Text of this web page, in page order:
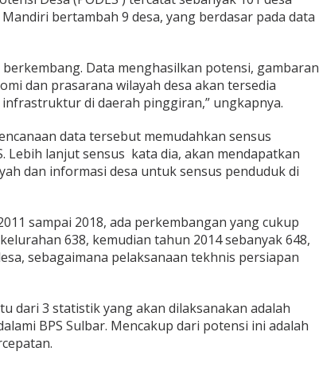
bertambah 9 desa, yang berdasar pada data
berkembang. Data menghasilkan potensi, gambaran
dan prasarana wilayah desa akan tersedia
di daerah pinggiran,” ungkapnya.
data tersebut memudahkan sensus
Lebih lanjut sensus kata dia, akan mendapatkan
dan informasi desa untuk sensus penduduk di
sampai 2018, ada perkembangan yang cukup
638, kemudian tahun 2014 sebanyak 648,
sebagaimana pelaksanaan tekhnis persiapan
dari 3 statistik yang akan dilaksanakan adalah
BPS Sulbar. Mencakup dari potensi ini adalah